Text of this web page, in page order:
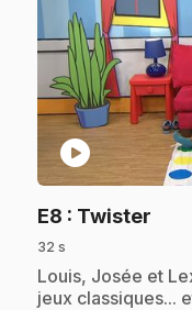
play_circle
E8 : Twister
32 s
.Louis, Josée et
jeux classiques...